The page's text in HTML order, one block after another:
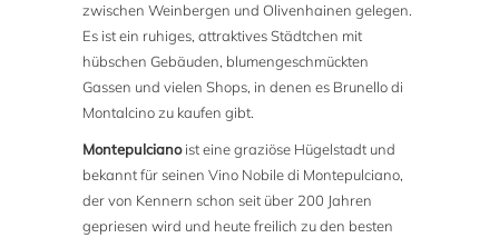
zwischen Weinbergen und Olivenhainen gelegen.
Es ist ein ruhiges, attraktives Städtchen mit
hübschen Gebäuden, blumengeschmückten
Gassen und vielen Shops, in denen es Brunello di
Montalcino zu kaufen gibt.
Montepulcianoist eine graziöse Hügelstadt und
bekannt für seinen Vino Nobile di Montepulciano,
der von Kennern schon seit über 200 Jahren
gepriesen wird und heute freilich zu den besten